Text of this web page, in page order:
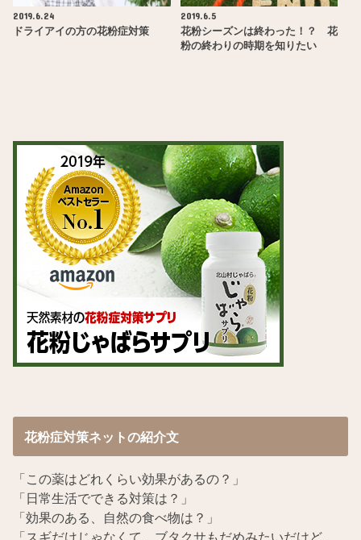
2019.6.24
ドライアイの方の花粉症対策
2019.6.5
花粉シーズンは終わった！？ 花
粉の終わりの時期を知りたい
花粉症対策ネットの紹介文
「この薬はどれくらい効果があるの？」
「日常生活でできる対策は？」
「効果のある、自然の食べ物は？」
「スギだけじゃなくて、ブタクサもだめみたいだけど、